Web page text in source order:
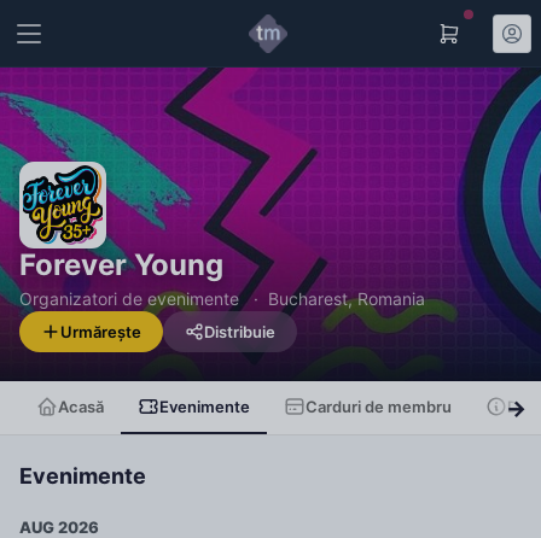
Forever Young
Organizatori de evenimente Bucharest, Romania
Urmărește Distribuie
Acasă Evenimente Carduri de membru
Evenimente
AUG 2026